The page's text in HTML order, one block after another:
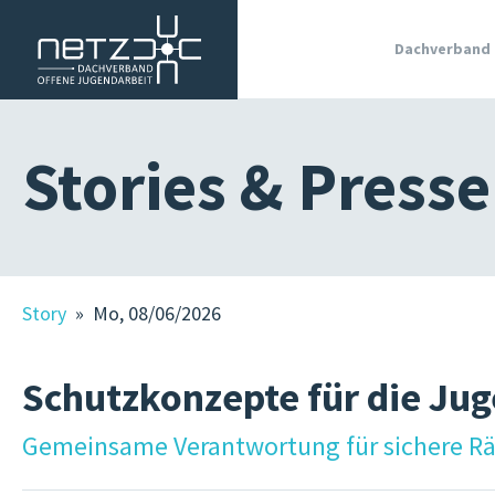
Dachverband
OJA IN
TERMINE
KURSE
Stories & Presse
Story » Mo, 08/06/2026
Schutzkonzepte für die
Gemeinsame Verantwortung für sichere